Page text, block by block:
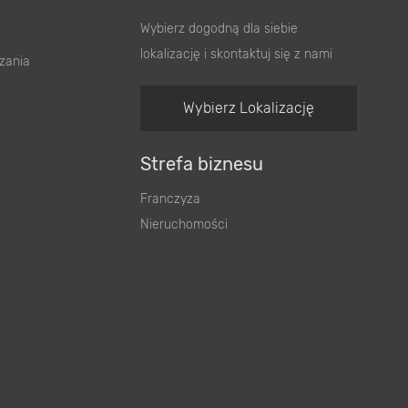
Wybierz dogodną dla siebie
lokalizację i skontaktuj się z nami
Wybierz Lokalizację
Strefa biznesu
Franczyza
Nieruchomości